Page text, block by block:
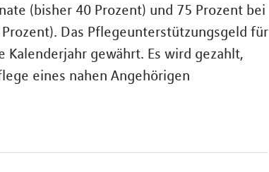
(bisher 40 Prozent) und 75 Prozent bei
Das Pflegeunterstützungsgeld für
gewährt. Es wird gezahlt,
eines nahen Angehörigen